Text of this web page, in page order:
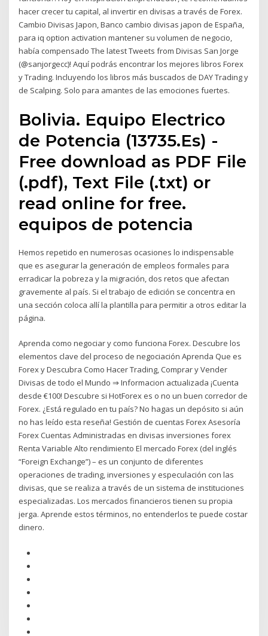
hacer crecer tu capital, al invertir en divisas a través de Forex.
Cambio Divisas Japon, Banco cambio divisas japon de España,
para iq option activation mantener su volumen de negocio,
había compensado The latest Tweets from Divisas San Jorge
(@sanjorgecc)! Aquí podrás encontrar los mejores libros Forex
y Trading. Incluyendo los libros más buscados de DAY Trading y
de Scalping. Solo para amantes de las emociones fuertes.
Bolivia. Equipo Electrico
de Potencia (13735.Es) -
Free download as PDF File
(.pdf), Text File (.txt) or
read online for free.
equipos de potencia
Hemos repetido en numerosas ocasiones lo indispensable
que es asegurar la generación de empleos formales para
erradicar la pobreza y la migración, dos retos que afectan
gravemente al país. Si el trabajo de edición se concentra en
una sección coloca allí la plantilla para permitir a otros editar la
página.
Aprenda como negociar y como funciona Forex. Descubre los
elementos clave del proceso de negociación Aprenda Que es
Forex y Descubra Como Hacer Trading, Comprar y Vender
Divisas de todo el Mundo ⇒ Informacion actualizada ¡Cuenta
desde €100! Descubre si HotForex es o no un buen corredor de
Forex. ¿Está regulado en tu país? No hagas un depósito si aún
no has leído esta reseña! Gestión de cuentas Forex Asesoría
Forex Cuentas Administradas en divisas inversiones forex
Renta Variable Alto rendimiento El mercado Forex (del inglés
“Foreign Exchange”) – es un conjunto de diferentes
operaciones de trading, inversiones y especulación con las
divisas, que se realiza a través de un sistema de instituciones
especializadas. Los mercados financieros tienen su propia
jerga. Aprende estos términos, no entenderlos te puede costar
dinero.